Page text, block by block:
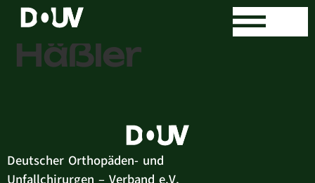
Dr. med. Olaf
Häßler
Deutscher Orthopäden- und
Unfallchirurgen – Verband e.V.